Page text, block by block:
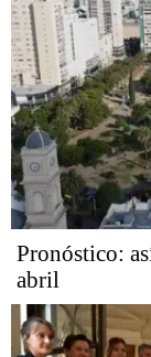
Pronóstico:
abril